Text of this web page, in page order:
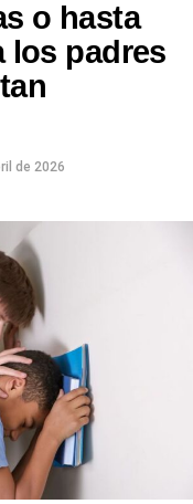
o hasta
los padres
de 2026